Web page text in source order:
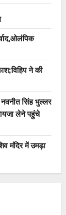
ने की
नवनीत सिंह भुल्लर
लेने पहुंचे
मंदिर में उमड़ा